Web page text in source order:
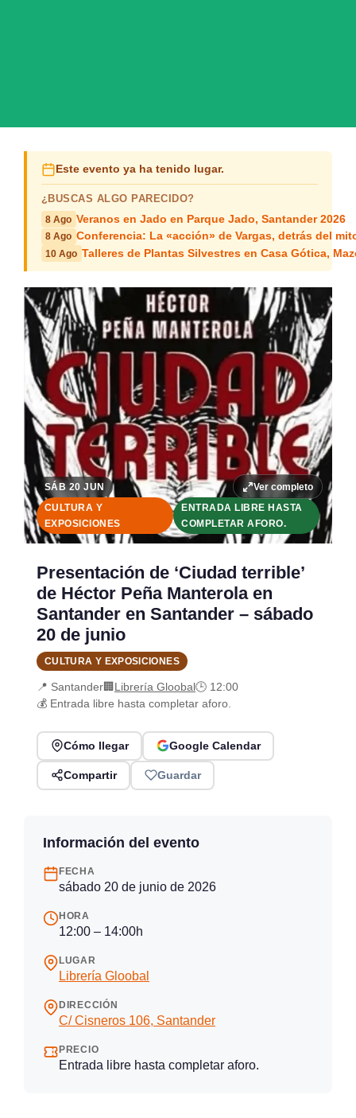
Este evento ya ha tenido lugar.
¿BUSCAS ALGO PARECIDO?
8 Ago Veranos en Jado en Parque Jado, Santander 2026
8 Ago Conferencia: La «acción» de Vargas, detrás del
10 Ago Talleres de Plantas Silvestres en Casa Gótica,
Ver completo
SÁB 20 JUN
CULTURA Y
EXPOSICIONES
ENTRADA LIBRE HASTA
COMPLETAR AFORO.
Presentación de ‘Ciudad terrible’
de Héctor Peña Manterola en
Santander en Santander – sábado
20 de junio
CULTURA Y EXPOSICIONES
📍 Santander🏢 Librería Gloobal🕒 12:00
💰 Entrada libre hasta completar aforo.
Cómo llegar Google Calendar
Compartir Guardar
Información del evento
FECHA
sábado 20 de junio de 2026
HORA
12:00 – 14:00h
LUGAR
Librería Gloobal
DIRECCIÓN
C/ Cisneros 106, Santander
PRECIO
Entrada libre hasta completar aforo.